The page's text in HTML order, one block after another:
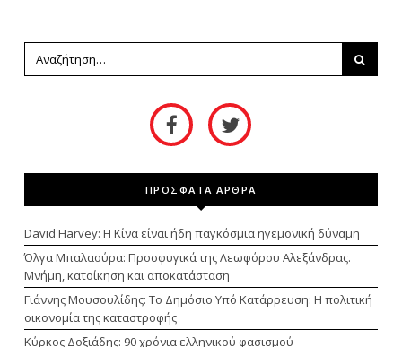
ΠΡΟΣΦΑΤΑ ΑΡΘΡΑ
David Harvey: Η Κίνα είναι ήδη παγκόσμια ηγεμονική δύναμη
Όλγα Μπαλαούρα: Προσφυγικά της Λεωφόρου Αλεξάνδρας.
Μνήμη, κατοίκηση και αποκατάσταση
Γιάννης Μουσουλίδης: Το Δημόσιο Υπό Κατάρρευση: Η πολιτική
οικονομία της καταστροφής
Κύρκος Δοξιάδης: 90 χρόνια ελληνικού φασισμού